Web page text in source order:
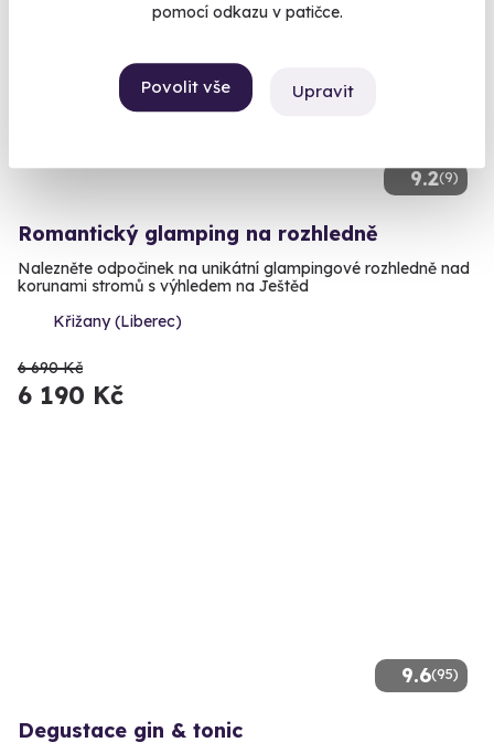
pomocí odkazu v patičce.
Povolit vše Upravit
9.2(9)
Volný termín už 02. 11. 2026
Romantický glamping na rozhledně
Nalezněte odpočinek na unikátní glampingové rozhledně nad
korunami stromů s výhledem na Ještěd
Křižany (Liberec)
6 690 Kč
6 190 Kč
9.6(95)
Degustace gin & tonic